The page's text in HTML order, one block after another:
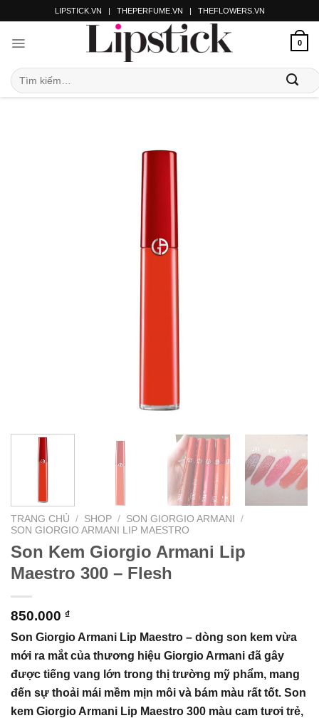
LIPSTICK.VN | THEPERFUME.VN | THEFLOWERS.VN
0
TRANG CHỦ / SHOP / SON GIORGIO ARMANI
/
SON GIORGIO ARMANI LIP MAESTRO
Son Kem Giorgio Armani Lip
Maestro 300 – Flesh
850.000 ₫
Son Giorgio Armani Lip Maestro – dòng son kem vừa
mới ra mắt của thương hiệu Giorgio Armani đã gây
được tiếng vang lớn trong thị trường mỹ phẩm, mang
đến sự thoải mái mềm mịn môi và bám màu rất tốt. Son
kem Giorgio Armani Lip Maestro 300 màu cam tươi trẻ,